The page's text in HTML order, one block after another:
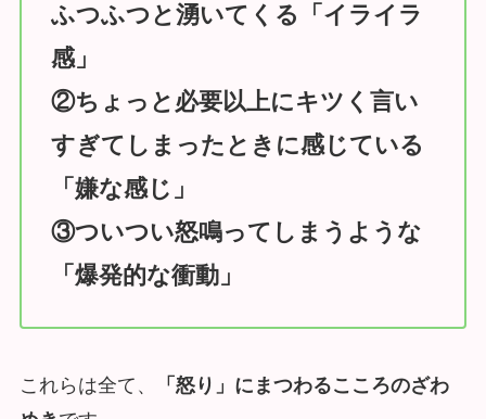
ふつふつと湧いてくる「イライラ
感」
②ちょっと必要以上にキツく言い
すぎてしまったときに感じている
「嫌な感じ」
③ついつい怒鳴ってしまうような
「爆発的な衝動」
これらは全て、
「怒り」にまつわるこころのざわ